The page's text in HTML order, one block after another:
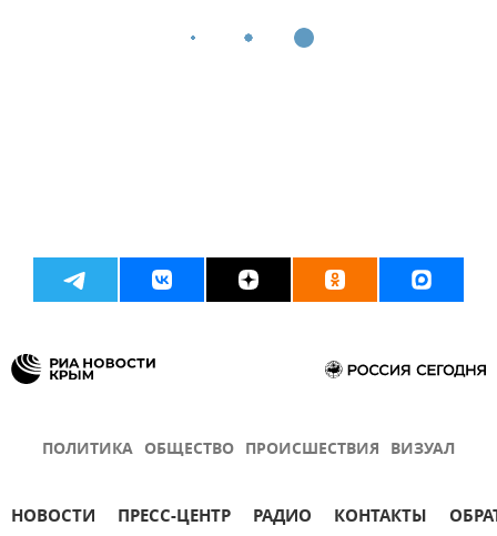
ПОЛИТИКА ОБЩЕСТВО ПРОИСШЕСТВИЯ ВИЗУАЛ
НОВОСТИ ПРЕСС-ЦЕНТР РАДИО КОНТАКТЫ